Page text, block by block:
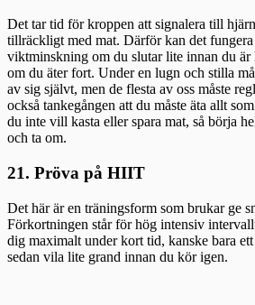
Det tar tid för kroppen att signalera till
tillräckligt med mat. Därför kan det
viktminskning om du slutar lite innan du
om du äter fort. Under en lugn och stilla
av sig självt, men de flesta av oss måste
också tankegången att du måste äta allt
du inte vill kasta eller spara mat, så börja
och ta om.
21. Pröva på HIIT
Det här är en träningsform som brukar ge
Förkortningen står för hög intensiv
dig maximalt under kort tid, kanske bara
sedan vila lite grand innan du kör igen.